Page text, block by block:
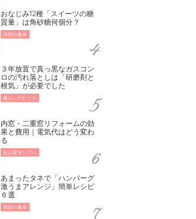
おなじみ12種「スイーツの糖
質量」は角砂糖何個分？
笑顔の食卓
３年放置で真っ黒なガスコン
ロの汚れ落としは「研磨剤と
根気」が必要でした
暮らしのヒント
内窓・二重窓リフォームの効
果と費用｜電気代はどう変わ
る
住み家サンプル
あまったタネで「ハンバーグ
激うまアレンジ」簡単レシピ
６選
笑顔の食卓